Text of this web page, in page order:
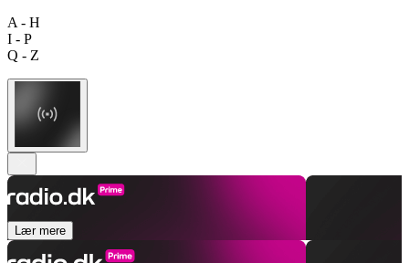
A - H
I - P
Q - Z
Lær mere